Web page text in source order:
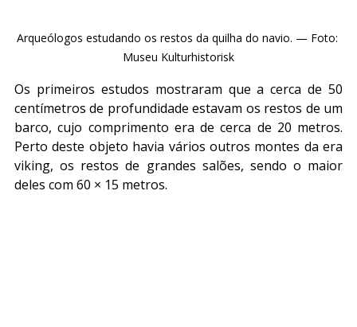
Arqueólogos estudando os restos da quilha do navio. — Foto:
Museu Kulturhistorisk
Os primeiros estudos mostraram que a cerca de 50
centímetros de profundidade estavam os restos de um
barco, cujo comprimento era de cerca de 20 metros.
Perto deste objeto havia vários outros montes da era
viking, os restos de grandes salões, sendo o maior
deles com 60 × 15 metros.